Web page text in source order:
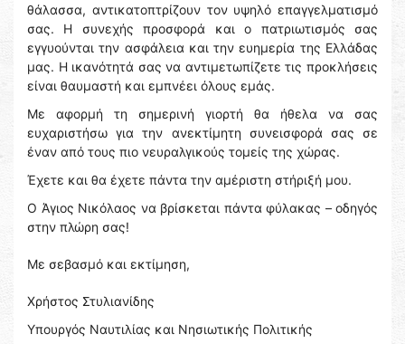
θάλασσα, αντικατοπτρίζουν τον υψηλό επαγγελματισμό
σας. Η συνεχής προσφορά και ο πατριωτισμός σας
εγγυούνται την ασφάλεια και την ευημερία της Ελλάδας
μας. Η ικανότητά σας να αντιμετωπίζετε τις προκλήσεις
είναι θαυμαστή και εμπνέει όλους εμάς.
Με αφορμή τη σημερινή γιορτή θα ήθελα να σας
ευχαριστήσω για την ανεκτίμητη συνεισφορά σας σε
έναν από τους πιο νευραλγικούς τομείς της χώρας.
Έχετε και θα έχετε πάντα την αμέριστη στήριξή μου.
Ο Άγιος Νικόλαος να βρίσκεται πάντα φύλακας – οδηγός
στην πλώρη σας!
Με σεβασμό και εκτίμηση,
Χρήστος Στυλιανίδης
Υπουργός Ναυτιλίας και Νησιωτικής Πολιτικής